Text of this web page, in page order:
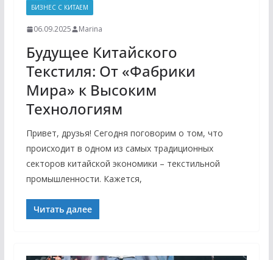
БИЗНЕС С КИТАЕМ
06.09.2025 Marina
Будущее Китайского
Текстиля: От «Фабрики
Мира» к Высоким
Технологиям
Привет, друзья! Сегодня поговорим о том, что
происходит в одном из самых традиционных
секторов китайской экономики – текстильной
промышленности. Кажется,
Читать далее